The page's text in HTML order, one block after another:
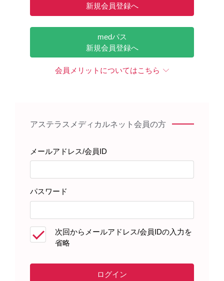
れたかを記憶しておくことが大切です」
患者さん：
血糖降下薬の服用やインスリン注射を始める患者さん
説明します。
低血糖症状が重い場合には周囲の人の助けが必要で
す。家族など周囲の人にも低血糖への対処について知
新規会員登録へ
medパス
新規会員登録へ
会員メリットについてはこちら
アステラスメディカルネット会員の方
メールアドレス/会員ID
パスワード
次回からメールアドレス/会員IDの入力を
省略